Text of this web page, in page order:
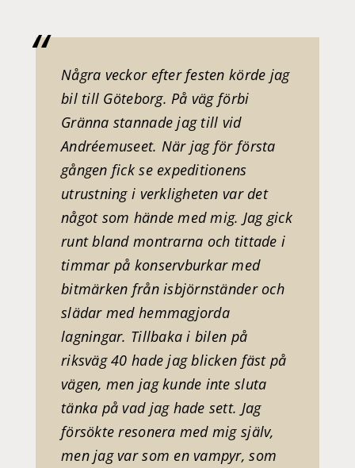
Några veckor efter festen körde jag
bil till Göteborg. På väg förbi
Gränna stannade jag till vid
Andréemuseet. När jag för första
gången fick se expeditionens
utrustning i verkligheten var det
något som hände med mig. Jag gick
runt bland montrarna och tittade i
timmar på konservburkar med
bitmärken från isbjörnständer och
slädar med hemmagjorda
lagningar. Tillbaka i bilen på
riksväg 40 hade jag blicken fäst på
vägen, men jag kunde inte sluta
tänka på vad jag hade sett. Jag
försökte resonera med mig själv,
men jag var som en vampyr, som